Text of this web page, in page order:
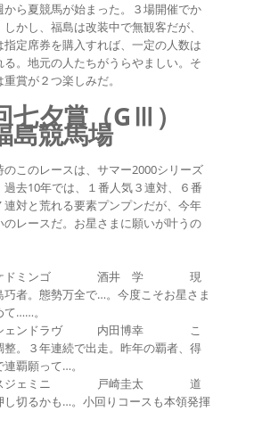
ら夏競馬が始まった。３場開催でか
かし、福島は改装中で無観客だが、
指定席券を購入すれば、一定の人数は
る。地元の人たちがうらやましい。そ
賞が２つ楽しみだ。
七夕賞（GⅢ）
競馬場
このレースは、サマー2000シリーズ
過去10年では、１番人気３連対、６番
連対と荒れる要素プンプンだが、今年
のレースだ。お星さまに願いが叶うの
ケドミンゴ 酒井 学 現
巧者。態勢万全で…。今度こそお星さま
……。
シェンドラヴ 内田博幸 こ
整。３年連続で出走。昨年の覇者、得
覇願って…。
スジェミニ 戸崎圭太 道
し切るかも…。小回りコースも本領発揮